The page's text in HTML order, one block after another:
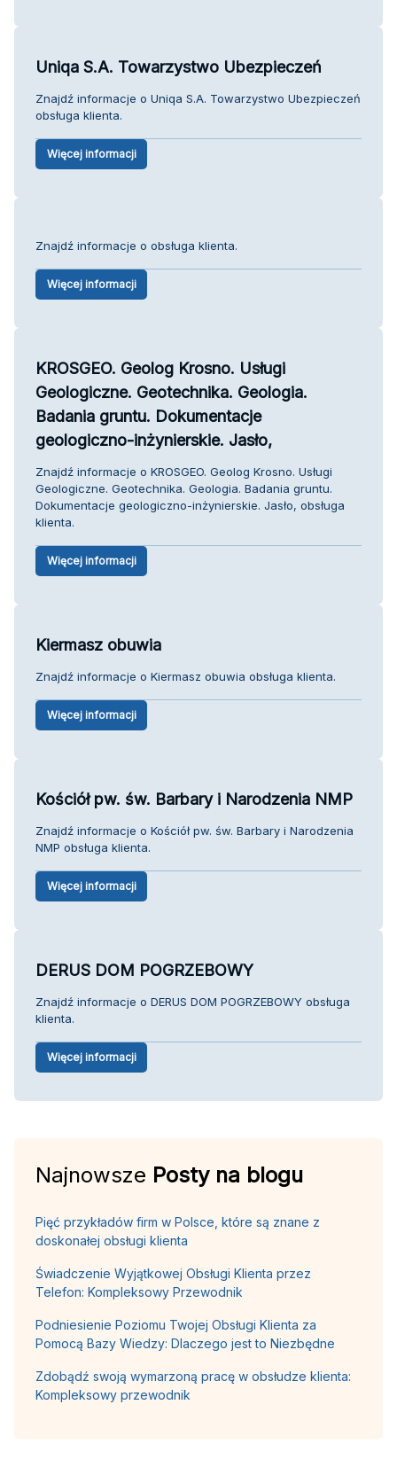
Uniqa S.A. Towarzystwo Ubezpieczeń
Znajdź informacje o Uniqa S.A. Towarzystwo Ubezpieczeń
obsługa klienta.
Więcej informacji
Znajdź informacje o obsługa klienta.
Więcej informacji
KROSGEO. Geolog Krosno. Usługi
Geologiczne. Geotechnika. Geologia.
Badania gruntu. Dokumentacje
geologiczno-inżynierskie. Jasło,
Znajdź informacje o KROSGEO. Geolog Krosno. Usługi
Geologiczne. Geotechnika. Geologia. Badania gruntu.
Dokumentacje geologiczno-inżynierskie. Jasło, obsługa
klienta.
Więcej informacji
Kiermasz obuwia
Znajdź informacje o Kiermasz obuwia obsługa klienta.
Więcej informacji
Kościół pw. św. Barbary i Narodzenia NMP
Znajdź informacje o Kościół pw. św. Barbary i Narodzenia
NMP obsługa klienta.
Więcej informacji
DERUS DOM POGRZEBOWY
Znajdź informacje o DERUS DOM POGRZEBOWY obsługa
klienta.
Więcej informacji
Najnowsze Posty na blogu
Pięć przykładów firm w Polsce, które są znane z
doskonałej obsługi klienta
Świadczenie Wyjątkowej Obsługi Klienta przez
Telefon: Kompleksowy Przewodnik
Podniesienie Poziomu Twojej Obsługi Klienta za
Pomocą Bazy Wiedzy: Dlaczego jest to Niezbędne
Zdobądź swoją wymarzoną pracę w obsłudze klienta:
Kompleksowy przewodnik